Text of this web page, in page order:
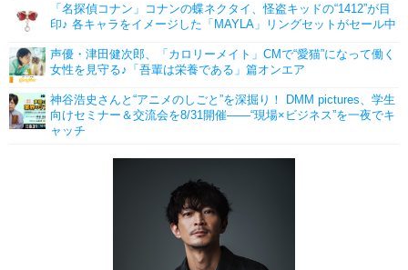
「名探偵コナン」コナンの蝶ネクタイ、怪盗キッドの“1412”が目
印♪ 各キャラをイメージした「MAYLA」リングセットがセール中
声優・津田健次郎、「カロリーメイト」CMで“愛猫”になって働く
女性を見守る♪「吾輩は栄養である」篇オンエア
神谷浩史さんと“アニメのしごと”を深掘り！ DMM pictures、学生
向けセミナー＆交流会を8/31開催――“現場×ビジネス”を一夜でキ
ャッチ